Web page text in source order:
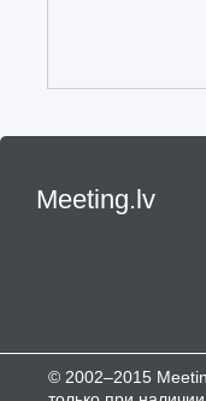
Meeting.lv
© 2002–2015